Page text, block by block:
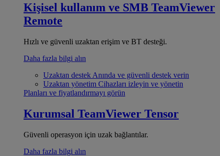
Kişisel kullanım ve SMB TeamViewer
Remote
Hızlı ve güvenli uzaktan erişim ve BT desteği.
Daha fazla bilgi alın
Uzaktan destek Anında ve güvenli destek verin
Uzaktan yönetim Cihazları izleyin ve yönetin
Planları ve fiyatlandırmayı görün
Kurumsal TeamViewer Tensor
Güvenli operasyon için uzak bağlantılar.
Daha fazla bilgi alın